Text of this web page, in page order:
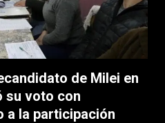
de Milei en
su voto con
a la participación